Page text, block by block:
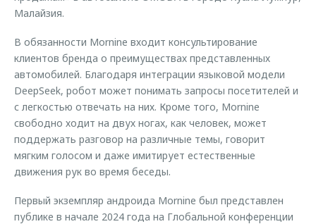
Запчасти
Малайзия.
В обязанности Mornine входит консультирование
клиентов бренда о преимуществах представленных
автомобилей. Благодаря интеграции языковой модели
DeepSeek, робот может понимать запросы посетителей и
с легкостью отвечать на них. Кроме того, Mornine
свободно ходит на двух ногах, как человек, может
поддержать разговор на различные темы, говорит
мягким голосом и даже имитирует естественные
движения рук во время беседы.
Первый экземпляр андроида Mornine был представлен
публике в начале 2024 года на Глобальной конференции